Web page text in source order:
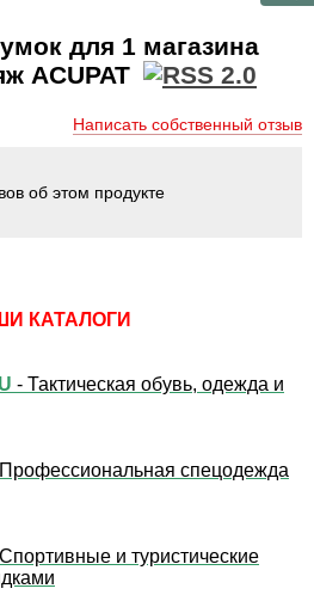
для 1 магазина
ACUPAT
Написать собственный отзыв
об этом продукте
КАТАЛОГИ
- Тактическая обувь, одежда и
спецодежда
и туристические